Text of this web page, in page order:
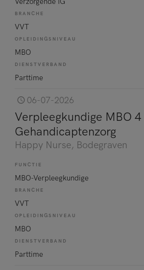
BRANCHE
VVT
OPLEIDINGSNIVEAU
MBO
DIENSTVERBAND
Parttime
06-07-2026
Verpleegkundige MBO 4 |
Gehandicaptenzorg
Happy Nurse, Bodegraven
FUNCTIE
MBO-Verpleegkundige
BRANCHE
VVT
OPLEIDINGSNIVEAU
MBO
DIENSTVERBAND
Parttime